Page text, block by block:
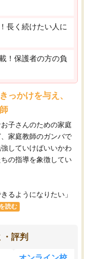
長く続けたい人に
！保護者の方の負
っかけを与え、
子さんのための家庭
家庭教師のガンバで
していけばいいかわ
の指導を象徴してい
るようになりたい」
読む
評判